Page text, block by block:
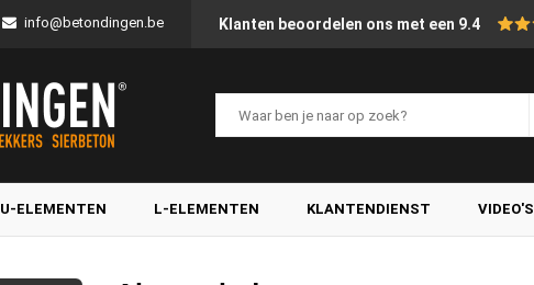
info@betondingen.be Klanten beoordelen ons met een 9.4
U-ELEMENTEN L-ELEMENTEN KLANTENDIENST VIDEO'S